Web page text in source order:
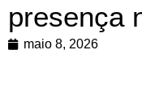
presença
maio 8, 2026